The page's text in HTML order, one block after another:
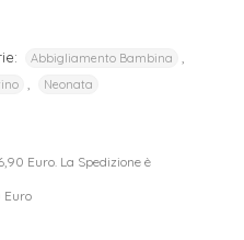
Abbigliamento Bambina
Neonata
Euro. La Spedizione è
Euro